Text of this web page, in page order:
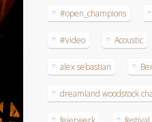
#open_champions
#video Acoustic
alex sebastian
dreamland woodstock